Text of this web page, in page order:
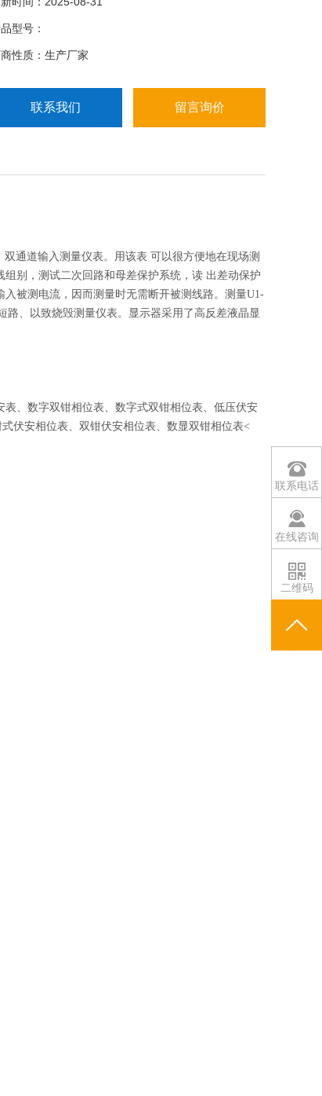
保护系统，读出差动保护各组CT之间的相位关系，检
的详细介绍
型号：
性质：生产厂家
联系我们 留言询价
通道输入测量仪表。用该表 可以很方便地在现场测
别，测试二次回路和母差保护系统，读 出差动保护
被测电流，因而测量时无需断开被测线路。测量U1-
、以致烧毁测量仪表。显示器采用了高反差液晶显
、数字双钳相位表、数字式双钳相位表、低压伏安
伏安相位表、双钳伏安相位表、数显双钳相位表<
联系电话
在线咨询
二维码